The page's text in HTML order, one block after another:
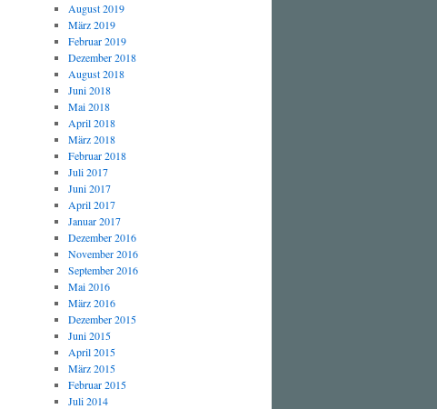
August 2019
März 2019
Februar 2019
Dezember 2018
August 2018
Juni 2018
Mai 2018
April 2018
März 2018
Februar 2018
Juli 2017
Juni 2017
April 2017
Januar 2017
Dezember 2016
November 2016
September 2016
Mai 2016
März 2016
Dezember 2015
Juni 2015
April 2015
März 2015
Februar 2015
Juli 2014